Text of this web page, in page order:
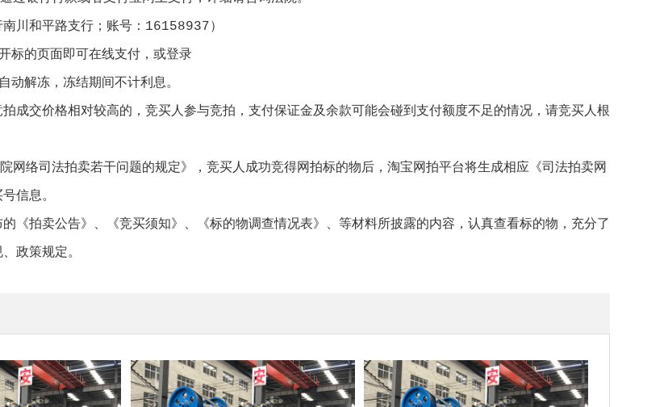
川和平路支行；账号：16158937）
的页面即可在线支付，或登录
解冻，冻结期间不计利息。
交价格相对较高的，竞买人参与竞拍，支付保证金及余款可能会碰到支付额度不足的情况，请竞买人根
司法拍卖若干问题的规定》，竞买人成功竞得网拍标的物后，淘宝网拍平台将生成相应《司法拍卖网
信息。
拍卖公告》、《竞买须知》、《标的物调查情况表》、等材料所披露的内容，认真查看标的物，充分了
政策规定。